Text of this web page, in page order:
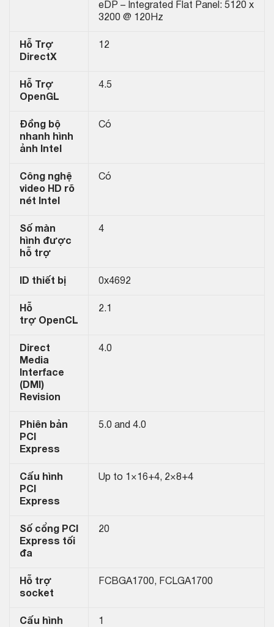
eDP – Integrated Flat Panel: 5120 x
3200 @ 120Hz
Hỗ Trợ
DirectX
12
Hỗ Trợ
OpenGL
4.5
Đồng bộ
nhanh hình
ảnh Intel
Có
Công nghệ
video HD rõ
nét Intel
Có
Số màn
hình được
hỗ trợ
4
ID thiết bị 0x4692
Hỗ
trợ OpenCL
2.1
Direct
Media
Interface
(DMI)
Revision
4.0
Phiên bản
PCI
Express
5.0 and 4.0
Cấu hình
PCI
Express
Up to 1×16+4, 2×8+4
Số cổng PCI
Express tối
đa
20
Hỗ trợ
socket
FCBGA1700, FCLGA1700
Cấu hình
1